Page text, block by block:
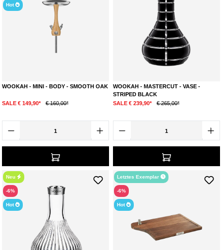
Hot
WOOKAH - MINI - BODY - SMOOTH OAK
SALE € 149,90* € 160,00*
WOOKAH - MASTERCUT - VASE -
STRIPED BLACK
SALE € 239,90*
€ 265,00*
Neu
-6%
Hot
Letztes Exemplar
-6%
Hot